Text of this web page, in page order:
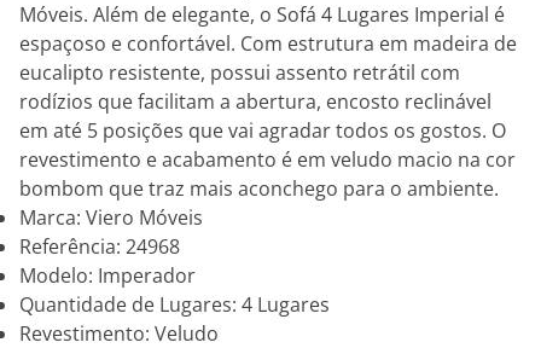
Móveis. Além de elegante, o Sofá 4 Lugares Imperial é
espaçoso e confortável. Com estrutura em madeira de
eucalipto resistente, possui assento retrátil com
rodízios que facilitam a abertura, encosto reclinável
em até 5 posições que vai agradar todos os gostos. O
revestimento e acabamento é em veludo macio na cor
bombom que traz mais aconchego para o ambiente.
Marca: Viero Móveis
Referência: 24968
Modelo: Imperador
Quantidade de Lugares: 4 Lugares
Revestimento: Veludo